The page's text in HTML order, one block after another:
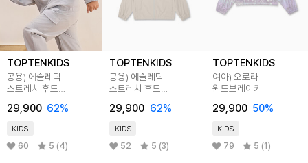
TOPTENKIDS
공용) 에슬레틱
스트레치 후드
29,900 62%
KIDS
60 5 (4)
TOPTENKIDS
공용) 에슬레틱
스트레치 후드
29,900 62%
KIDS
52 5 (3)
TOPTENKIDS
여아) 오로라
윈드브레이커
29,900 50%
KIDS
79 5 (1)